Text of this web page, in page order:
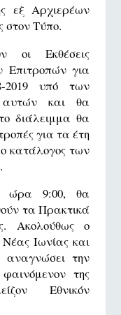
εξ Αρχιερέων
στον Τύπο.
οι Εκθέσεις
για
2019 υπό των
αυτών και θα
διάλειμμα θα
για τα έτη
κατάλογος των
ώρα 9:00, θα
τα Πρακτικά
Ακολούθως ο
Ιωνίας και
αναγνώσει την
της
Εθνικόν